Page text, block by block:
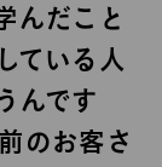
んだこと
ている人
んです
のお客さ